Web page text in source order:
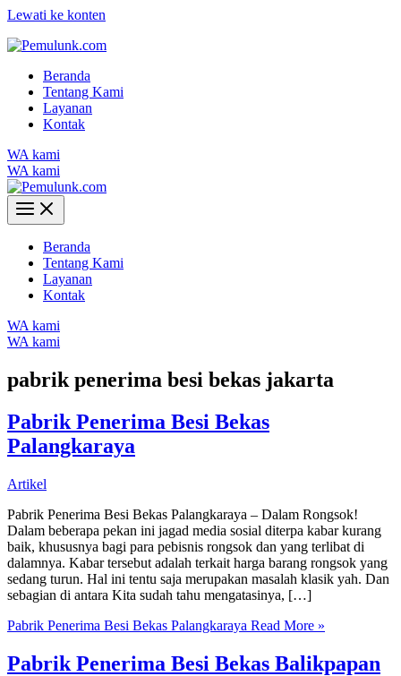
Lewati ke konten
Beranda
Tentang Kami
Layanan
Kontak
WA kami
WA kami
Beranda
Tentang Kami
Layanan
Kontak
WA kami
WA kami
pabrik penerima besi bekas jakarta
Pabrik Penerima Besi Bekas
Palangkaraya
Artikel
Pabrik Penerima Besi Bekas Palangkaraya – Dalam Rongsok!
Dalam beberapa pekan ini jagad media sosial diterpa kabar kurang
baik, khususnya bagi para pebisnis rongsok dan yang terlibat di
dalamnya. Kabar tersebut adalah terkait harga barang rongsok yang
sedang turun. Hal ini tentu saja merupakan masalah klasik yah. Dan
sebagian di antara Kita sudah tahu mengatasinya, […]
Pabrik Penerima Besi Bekas Palangkaraya Read More »
Pabrik Penerima Besi Bekas Balikpapan